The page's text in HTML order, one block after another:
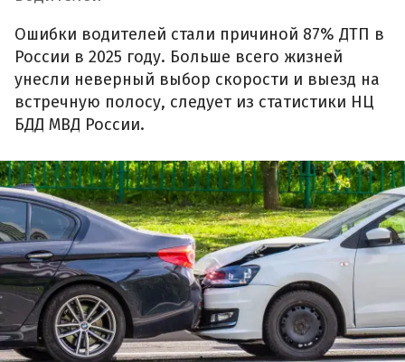
Ошибки водителей стали причиной 87% ДТП в
России в 2025 году. Больше всего жизней
унесли неверный выбор скорости и выезд на
встречную полосу, следует из статистики НЦ
БДД МВД России.